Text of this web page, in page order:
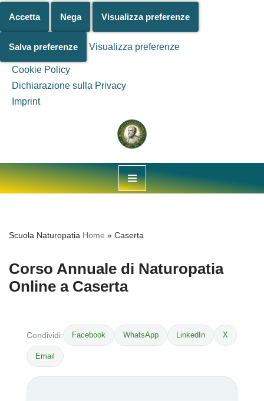
Accetta Nega Visualizza preferenze
Salva preferenze Visualizza preferenze
Cookie Policy
Dichiarazione sulla Privacy
Imprint
Salta al
contenuto
Scuola Naturopatia Home » Caserta
Corso Annuale di Naturopatia
Online a Caserta
Condividi: Facebook WhatsApp LinkedIn X
Email